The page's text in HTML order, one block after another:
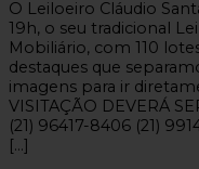
O Leiloeiro Cláudio
19h, o seu tradicional
Mobiliário, com 110
destaques que
imagens para ir
VISITAÇÃO DEVERÁ
(21) 96417-8406 (21)
[…]